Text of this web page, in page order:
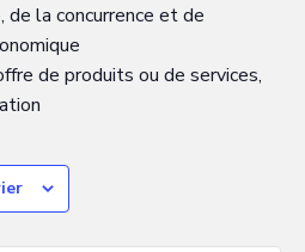
de la concurrence et de
de produits ou de services,